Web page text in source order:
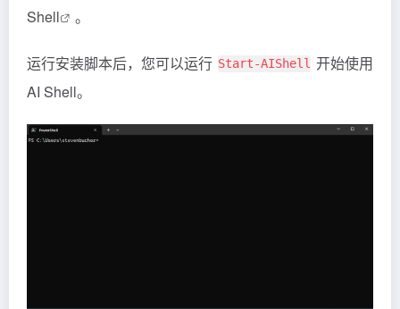
Shell
。
运行安装脚本后，您可以运行 Start-AIShell 开始使用
AI Shell。